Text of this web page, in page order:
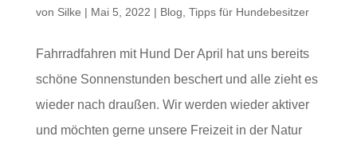
von Silke | Mai 5, 2022 | Blog Tipps für Hundebesitzer
Fahrradfahren mit Hund Der April hat uns bereits
schöne Sonnenstunden beschert und alle zieht es
wieder nach draußen. Wir werden wieder aktiver
und möchten gerne unsere Freizeit in der Natur